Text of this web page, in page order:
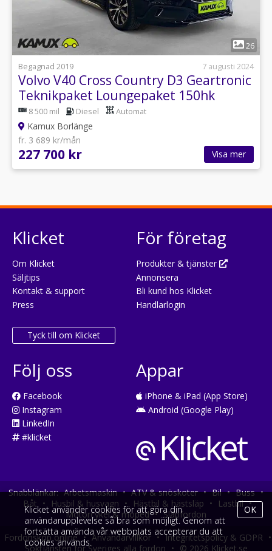
26
Begagnad 2019
7 augusti 2024
Volvo V40 Cross Country D3 Geartronic
Teknikpaket Loungepaket 150hk
8 500 mil Diesel Automat
Kamux Borlänge
fr. 3 689 kr/mån
227 700 kr Visa mer
Klicket
Om Klicket
Säljtips
Kontakt & support
Press
Tyck till om Klicket
För företag
Produkter & tjänster
Annonsera
Bli kund hos Klicket
Handlarlogin
Följ oss
Facebook
Instagram
LinkedIn
#klicket
Appar
iPhone & iPad (App Store)
Android (Google Play)
Snabblänkar: Arbetsmaskin • ATV & snöskoter • Bil • Buss •
Båt • Husbil & husvagn • Hästbil & hästsläp • Lastbil •
Motorcykel & moped • Släpfordon
Fordonsköp online • Användarvillkor • Integritetspolicy & GDPR •
Söktjänsten för Sveriges alla fordon • © 2026 Klicket.se
Klicket använder cookies för att göra din
användarupplevelse så bra som möjligt. Genom att
fortsätta använda vår webbplats accepterar du att
cookies används.
OK